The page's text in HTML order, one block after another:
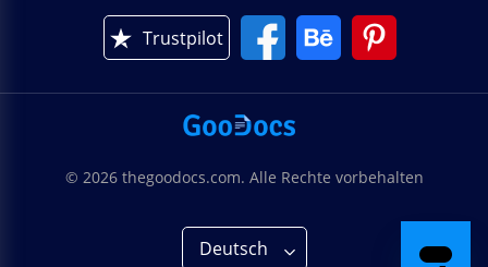
Trustpilot
© 2026 thegoodocs.com. Alle Rechte vorbehalten
Deutsch